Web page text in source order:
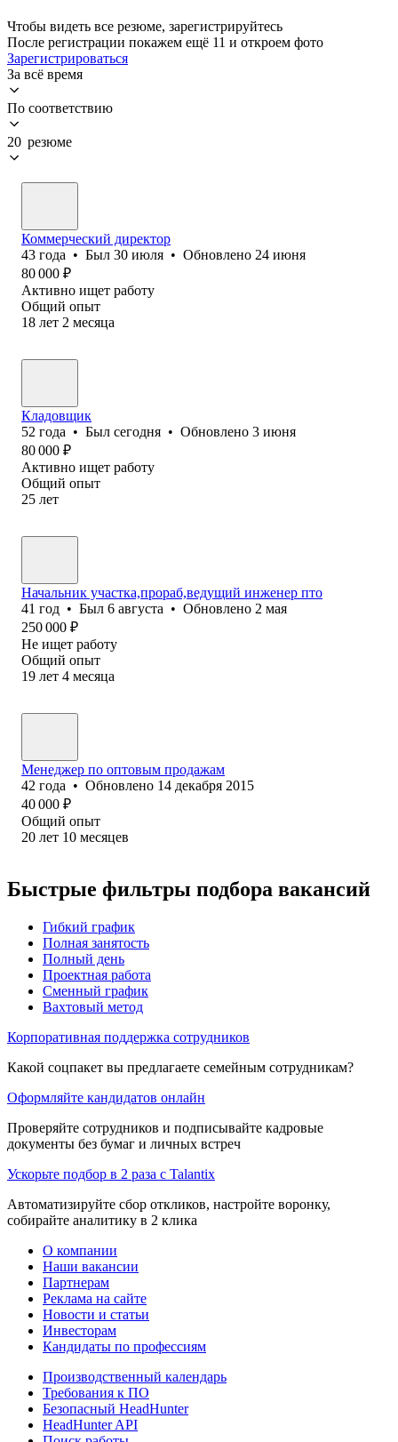
Чтобы видеть все резюме, зарегистрируйтесь
После регистрации покажем ещё 11 и откроем фото
Зарегистрироваться
За всё время
По соответствию
20 резюме
Коммерческий директор
43 года • Был 30 июля • Обновлено 24 июня
80 000 ₽
Активно ищет работу
Общий опыт
18 лет 2 месяца
Кладовщик
52 года • Был сегодня • Обновлено 3 июня
80 000 ₽
Активно ищет работу
Общий опыт
25 лет
Начальник участка,прораб,ведущий инженер пто
41 год • Был 6 августа • Обновлено 2 мая
250 000 ₽
Не ищет работу
Общий опыт
19 лет 4 месяца
Менеджер по оптовым продажам
42 года • Обновлено 14 декабря 2015
40 000 ₽
Общий опыт
20 лет 10 месяцев
Быстрые фильтры подбора вакансий
Гибкий график
Полная занятость
Полный день
Проектная работа
Сменный график
Вахтовый метод
Корпоративная поддержка сотрудников
Какой соцпакет вы предлагаете семейным сотрудникам?
Оформляйте кандидатов онлайн
Проверяйте сотрудников и подписывайте кадровые
документы без бумаг и личных встреч
Ускорьте подбор в 2 раза с Talantix
Автоматизируйте сбор откликов, настройте воронку,
собирайте аналитику в 2 клика
О компании
Наши вакансии
Партнерам
Реклама на сайте
Новости и статьи
Инвесторам
Кандидаты по профессиям
Производственный календарь
Требования к ПО
Безопасный HeadHunter
HeadHunter API